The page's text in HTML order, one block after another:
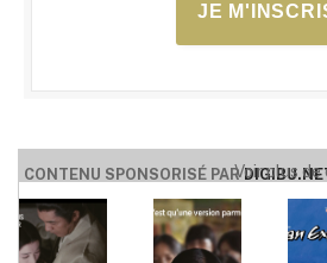
JE
CONTENU SPONSORISÉ PARVoir plus